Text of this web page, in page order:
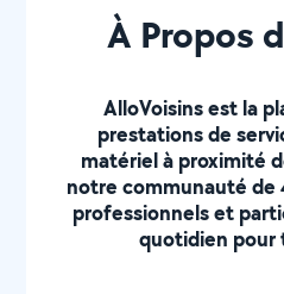
À Propos
AlloVoisins est la
prestations de
matériel à proximité
notre communauté de
professionnels et
quotidien pour